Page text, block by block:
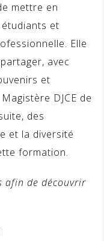
mettre en
et
Elle
avec
et
DJCE de
des
et la diversité
formation.
afin de découvrir